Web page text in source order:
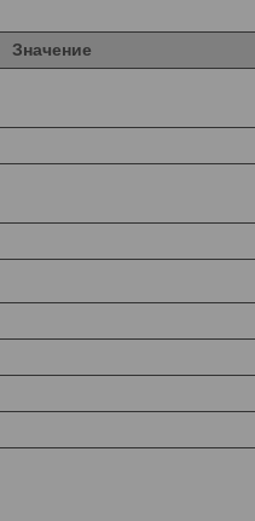
Значение